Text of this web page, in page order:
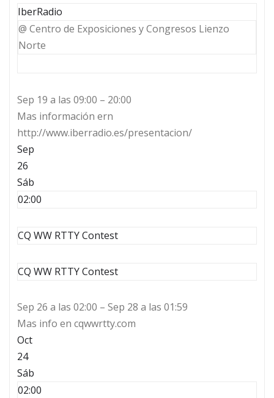
IberRadio
@ Centro de Exposiciones y Congresos Lienzo
Norte
Sep 19 a las 09:00 – 20:00
Mas información ern
http://www.iberradio.es/presentacion/
Sep
26
Sáb
02:00
CQ WW RTTY Contest
CQ WW RTTY Contest
Sep 26 a las 02:00 – Sep 28 a las 01:59
Mas info en cqwwrtty.com
Oct
24
Sáb
02:00